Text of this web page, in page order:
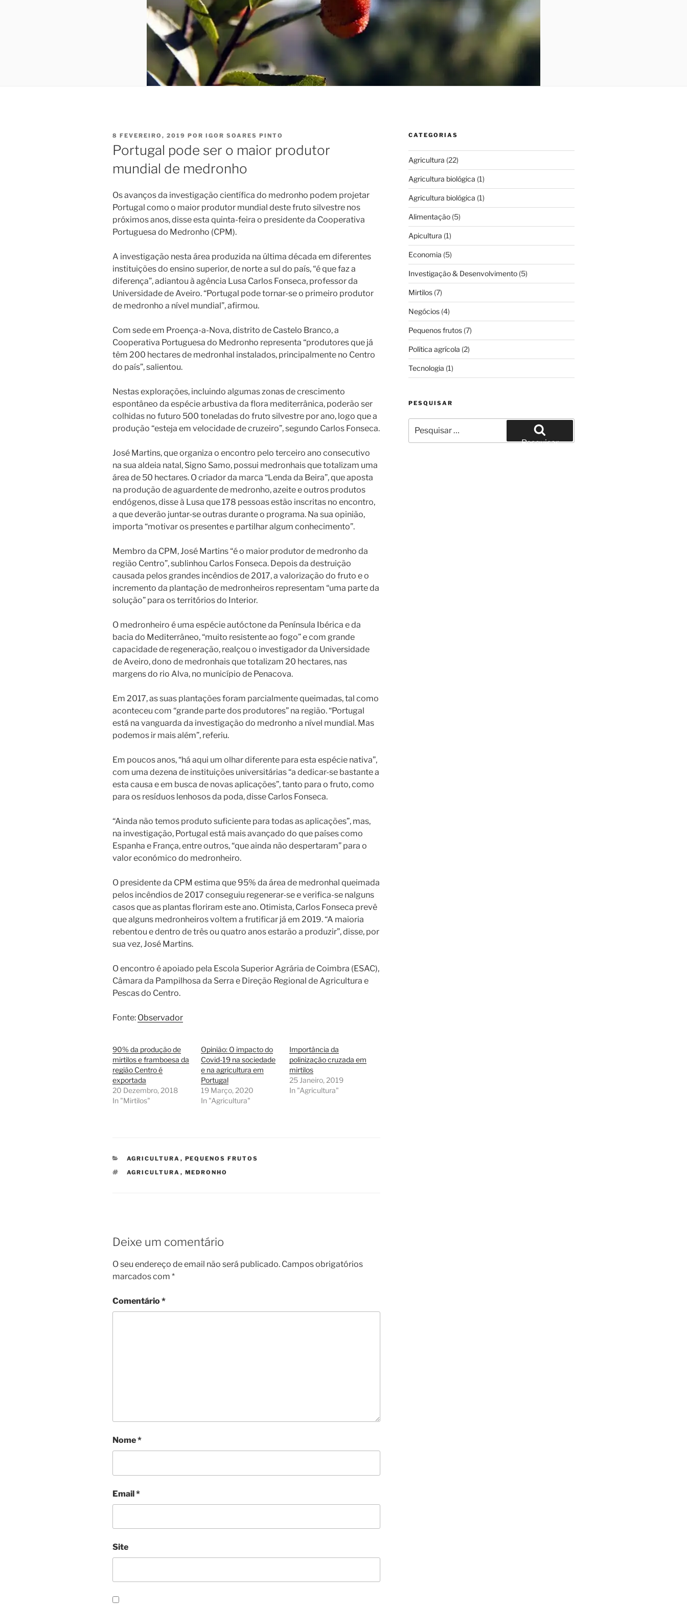
PUBLICADO
EM
8 FEVEREIRO, 2019 POR IGOR SOARES PINTO
Portugal pode ser o maior produtor
mundial de medronho
Os avanços da investigação científica do medronho podem projetar
Portugal como o maior produtor mundial deste fruto silvestre nos
próximos anos, disse esta quinta-feira o presidente da Cooperativa
Portuguesa do Medronho (CPM).
A investigação nesta área produzida na última década em diferentes
instituições do ensino superior, de norte a sul do país, “é que faz a
diferença”, adiantou à agência Lusa Carlos Fonseca, professor da
Universidade de Aveiro. “Portugal pode tornar-se o primeiro produtor
de medronho a nível mundial”, afirmou.
Com sede em Proença-a-Nova, distrito de Castelo Branco, a
Cooperativa Portuguesa do Medronho representa “produtores que já
têm 200 hectares de medronhal instalados, principalmente no Centro
do país”, salientou.
Nestas explorações, incluindo algumas zonas de crescimento
espontâneo da espécie arbustiva da flora mediterrânica, poderão ser
colhidas no futuro 500 toneladas do fruto silvestre por ano, logo que a
produção “esteja em velocidade de cruzeiro”, segundo Carlos Fonseca.
José Martins, que organiza o encontro pelo terceiro ano consecutivo
na sua aldeia natal, Signo Samo, possui medronhais que totalizam uma
área de 50 hectares. O criador da marca “Lenda da Beira”, que aposta
na produção de aguardente de medronho, azeite e outros produtos
endógenos, disse à Lusa que 178 pessoas estão inscritas no encontro,
a que deverão juntar-se outras durante o programa. Na sua opinião,
importa “motivar os presentes e partilhar algum conhecimento”.
Membro da CPM, José Martins “é o maior produtor de medronho da
região Centro”, sublinhou Carlos Fonseca. Depois da destruição
causada pelos grandes incêndios de 2017, a valorização do fruto e o
incremento da plantação de medronheiros representam “uma parte da
solução” para os territórios do Interior.
O medronheiro é uma espécie autóctone da Península Ibérica e da
bacia do Mediterrâneo, “muito resistente ao fogo” e com grande
capacidade de regeneração, realçou o investigador da Universidade
de Aveiro, dono de medronhais que totalizam 20 hectares, nas
margens do rio Alva, no município de Penacova.
Em 2017, as suas plantações foram parcialmente queimadas, tal como
aconteceu com “grande parte dos produtores” na região. “Portugal
está na vanguarda da investigação do medronho a nível mundial. Mas
podemos ir mais além”, referiu.
Em poucos anos, “há aqui um olhar diferente para esta espécie nativa”,
com uma dezena de instituições universitárias “a dedicar-se bastante a
esta causa e em busca de novas aplicações”, tanto para o fruto, como
para os resíduos lenhosos da poda, disse Carlos Fonseca.
“Ainda não temos produto suficiente para todas as aplicações”, mas,
na investigação, Portugal está mais avançado do que países como
Espanha e França, entre outros, “que ainda não despertaram” para o
valor económico do medronheiro.
O presidente da CPM estima que 95% da área de medronhal queimada
pelos incêndios de 2017 conseguiu regenerar-se e verifica-se nalguns
casos que as plantas floriram este ano. Otimista, Carlos Fonseca prevê
que alguns medronheiros voltem a frutificar já em 2019. “A maioria
rebentou e dentro de três ou quatro anos estarão a produzir”, disse, por
sua vez, José Martins.
O encontro é apoiado pela Escola Superior Agrária de Coimbra (ESAC),
Câmara da Pampilhosa da Serra e Direção Regional de Agricultura e
Pescas do Centro.
Fonte: Observador
90% da produção de
mirtilos e framboesa da
região Centro é
exportada
20 Dezembro, 2018
In "Mirtilos"
Opinião: O impacto do
Covid-19 na sociedade
e na agricultura em
Portugal
19 Março, 2020
In "Agricultura"
Importância da
polinização cruzada em
mirtilos
25 Janeiro, 2019
In "Agricultura"
CATEGORIAS
AGRICULTURA , PEQUENOS FRUTOS
ETIQUETAS
AGRICULTURA , MEDRONHO
Deixe um comentário
O seu endereço de email não será publicado. Campos obrigatórios
marcados com *
Comentário*
Nome*
Email*
Site
CATEGORIAS
Agricultura (22)
Agricultura biológica (1)
Agricultura biológica (1)
Alimentação(5)
Apicultura (1)
Economia (5)
Investigação & Desenvolvimento(5)
Mirtilos(7)
Negócios(4)
Pequenos frutos(7)
Política agrícola (2)
Tecnologia (1)
PESQUISAR
por:
Pesquisar